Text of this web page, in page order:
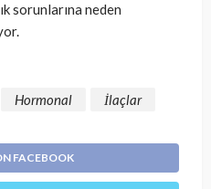
sorunlarına neden
Hormonal İlaçlar
FACEBOOK